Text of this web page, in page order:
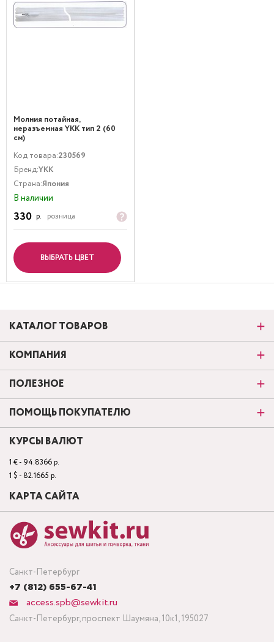
Молния потайная,
неразъемная YKK тип 2 (60
см)
Код товара:230569
Бренд:YKK
Страна:Япония
В наличии
330 р. розница
ВЫБРАТЬ ЦВЕТ
Санкт-Петербург
+7 (812) 655-67-41
access.spb@sewkit.ru
Санкт-Петербург, проспект Шаумяна, 10к1, 195027
КАТАЛОГ ТОВАРОВ
КОМПАНИЯ
ПОЛЕЗНОЕ
ПОМОЩЬ ПОКУПАТЕЛЮ
КУРСЫ ВАЛЮТ
1 € - 94.8366 р.
1 $ - 82.1665 р.
КАРТА САЙТА